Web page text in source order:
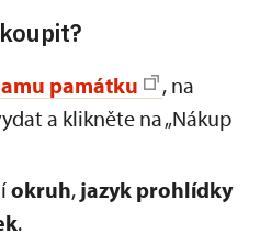
památku
, na
a klikněte na „Nákup
okruh, jazyk prohlídky
.